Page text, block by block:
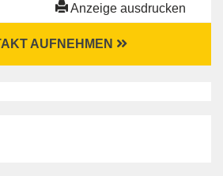
Anzeige ausdrucken
AUFNEHMEN